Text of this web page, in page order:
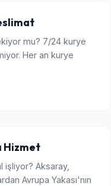
mu? 7/24 kurye
Her an kurye
Hizmet
işliyor? Aksaray,
Avrupa Yakası'nın